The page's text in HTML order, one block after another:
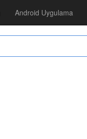
Android Uygulama